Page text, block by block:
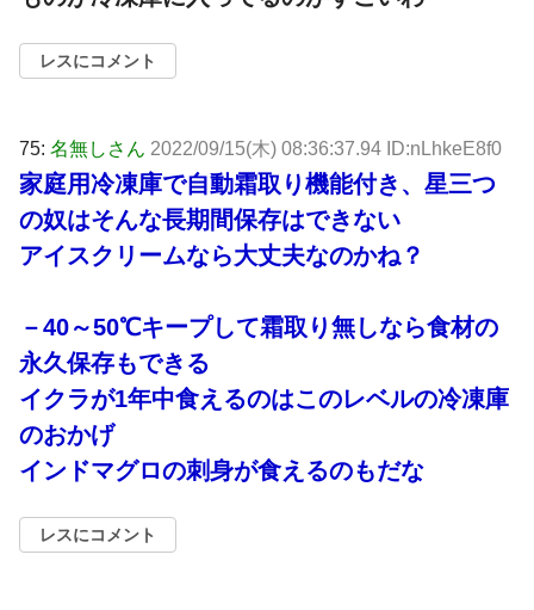
レスにコメント
75: 名無しさん 2022/09/15(木) 08:36:37.94 ID:nLhkeE8f0
家庭用冷凍庫で自動霜取り機能付き、星三つ
の奴はそんな長期間保存はできない
アイスクリームなら大丈夫なのかね？
－40～50℃キープして霜取り無しなら食材の
永久保存もできる
イクラが1年中食えるのはこのレベルの冷凍庫
のおかげ
インドマグロの刺身が食えるのもだな
レスにコメント